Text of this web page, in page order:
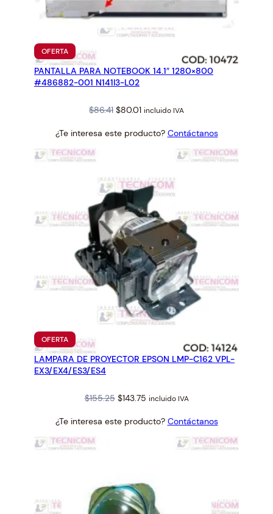
OFERTAPRODUCTO
EN
OFERTA
PANTALLA PARA NOTEBOOK 14.1″ 1280×800
#486882-001 N141I3-L02
$86.41 Original
was:
$80.01Current
is:
incluido IVA
¿Te interesa este producto? Contáctanos
OFERTAPRODUCTO
EN
OFERTA
LAMPARA DE PROYECTOR EPSON LMP-C162 VPL-
EX3/EX4/ES3/ES4
$155.25 Original
was:
$143.75Current
is:
incluido IVA
¿Te interesa este producto? Contáctanos